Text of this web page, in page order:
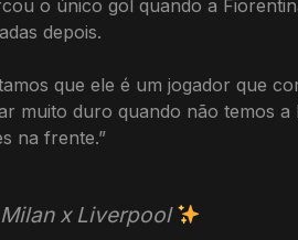
o único gol quando a
depois.
que ele é um jogador que
muito duro quando não temos a
na frente.”
x Liverpool